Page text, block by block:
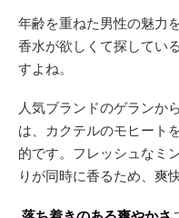
年齢を重ねた男性の魅力
香水が欲しくて探してい
すよね。
人気ブランドのゲランか
は、カクテルのモヒート
的です。フレッシュなミ
りが同時に香るため、爽